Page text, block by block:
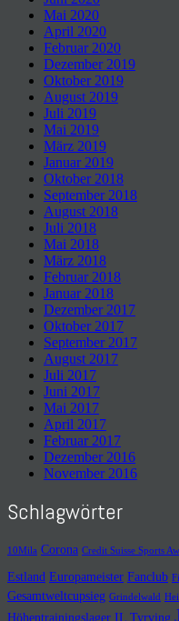
Mai 2020
April 2020
Februar 2020
Dezember 2019
Oktober 2019
August 2019
Juli 2019
Mai 2019
März 2019
Januar 2019
Oktober 2018
September 2018
August 2018
Juli 2018
Mai 2018
März 2018
Februar 2018
Januar 2018
Dezember 2017
Oktober 2017
September 2017
August 2017
Juli 2017
Juni 2017
Mai 2017
April 2017
Februar 2017
Dezember 2016
November 2016
Schlagwörter
10Mila Corona Credit Suisse Sports
Estland Europameister Fanclub
Gesamtweltcupsieg Grindelwald
Höhentrainingslager IL Tyrving